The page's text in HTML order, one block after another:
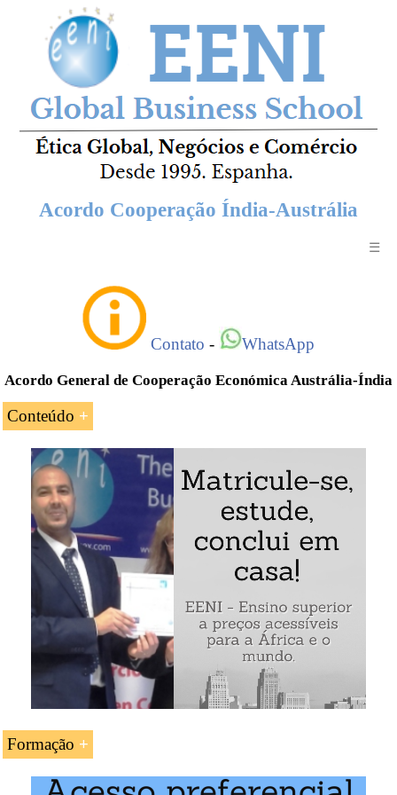
Acordo Cooperação Índia-Austrália
☰
Contato - WhatsApp
Acordo General de Cooperação Económica Austrália-Índia
Conteúdo
Introdução ao Acordo General de Cooperação
Económica India-Austrália
O Marco institucional para a cooperação
económica
O comércio internacional entre a Austrália e a Índia
As relações de investimento Austrália-Índia
Exemplo: Acordo de Cooperação Económica Índia-Austrália
Formação
A UC «Acordo Comercial Índia-Austrália» é estudada